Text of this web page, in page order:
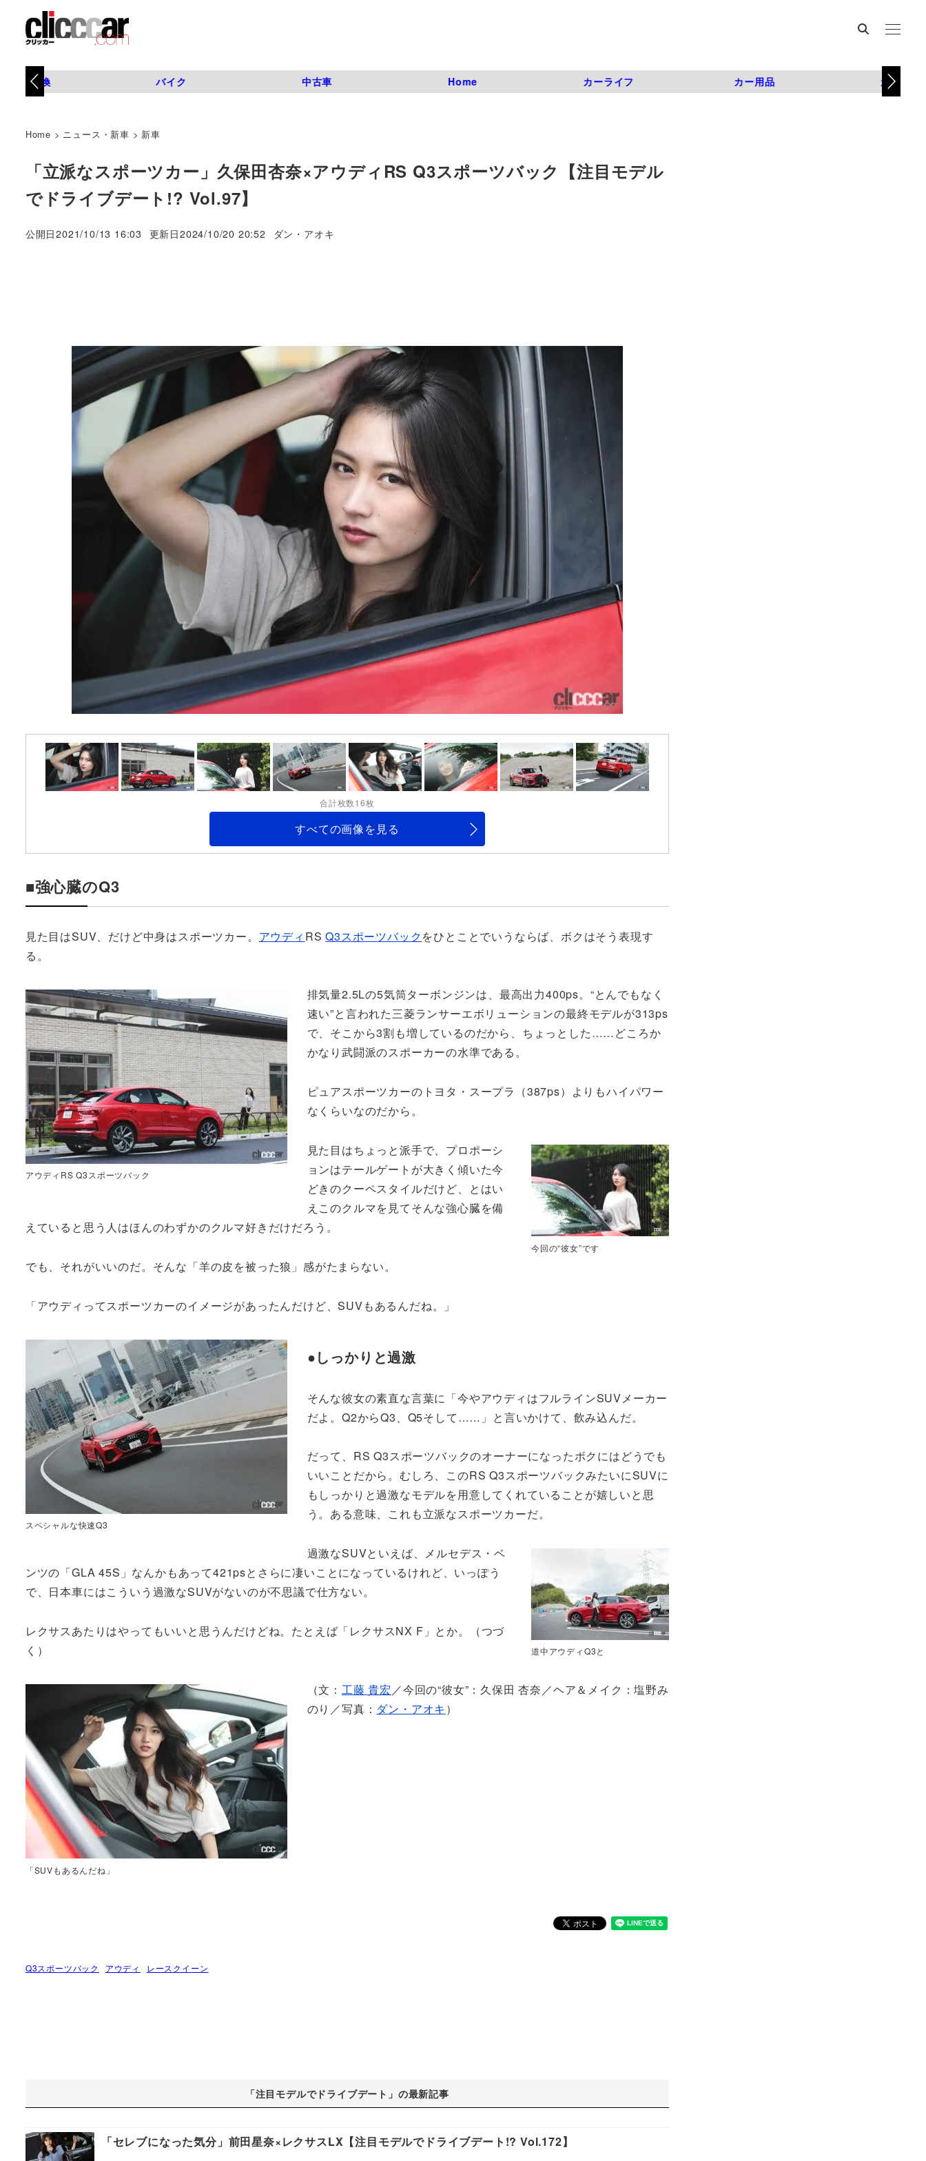
タイヤ交換 バイク 中古車 Home カーライフ カー用品 カスタム
Home > ニュース・新車 > 新車
「立派なスポーツカー」久保田杏奈×アウディRS Q3スポーツバック【注目モデル
でドライブデート!? Vol.97】
公開日2021/10/13 16:03 更新日2024/10/20 20:52
著
ダン・アオキ
合計枚数16枚
すべての画像を見る
■強心臓のQ3
見た目はSUV、だけど中身はスポーツカー。 アウディ RSQ3スポーツバックをひとことでいうならば、ボクはそう表現す
る。
アウディRS Q3スポーツバック
排気量2.5Lの5気筒ターボンジンは、最高出力400ps。“とんでもなく
速い”と言われた三菱ランサーエボリューションの最終モデルが313ps
で、そこから3割も増しているのだから、ちょっとした……どころか
かなり武闘派のスポーカーの水準である。
ピュアスポーツカーのトヨタ・スープラ（387ps）よりもハイパワー
なくらいなのだから。
今回の“彼女”です
見た目はちょっと派手で、プロポーシ
ョンはテールゲートが大きく傾いた今
どきのクーペスタイルだけど、とはい
えこのクルマを見てそんな強心臓を備
えていると思う人はほんのわずかのクルマ好きだけだろう。
でも、それがいいのだ。そんな「羊の皮を被った狼」感がたまらない。
「アウディってスポーツカーのイメージがあったんだけど、SUVもあるんだね。」
スペシャルな快速Q3
●しっかりと過激
そんな彼女の素直な言葉に「今やアウディはフルラインSUVメーカー
だよ。Q2からQ3、Q5そして……」と言いかけて、飲み込んだ。
だって、RS Q3スポーツバックのオーナーになったボクにはどうでも
いいことだから。むしろ、このRS Q3スポーツバックみたいにSUVに
もしっかりと過激なモデルを用意してくれていることが嬉しいと思
う。ある意味、これも立派なスポーツカーだ。
道中アウディQ3と
過激なSUVといえば、メルセデス・ベ
ンツの「GLA 45S」なんかもあって421psとさらに凄いことになっているけれど、いっぽう
で、日本車にはこういう過激なSUVがないのが不思議で仕方ない。
レクサスあたりはやってもいいと思うんだけどね。たとえば「レクサスNX F」とか。（つづ
く）
「SUVもあるんだね」
（文： 工藤 貴宏 ／今回の“彼女”：久保田 杏奈／ヘア＆メイク：塩野み
のり／写真： ダン・アオキ ）
Q3スポーツバック アウディ レースクイーン
「注目モデルでドライブデート」の最新記事
「セレブになった気分」前田星奈×レクサスLX【注目モデルでドライブデート!? Vol.172】